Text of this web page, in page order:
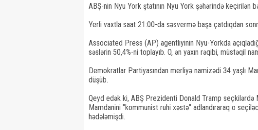
ABŞ-nin Nyu York ştatının Nyu York şəhərində keçirilən
Yerli vaxtla saat 21:00-da səsvermə başa çatdıqdan
Associated Press (AP) agentliyinin Nyu-Yorkda
səslərin 50,4%-ni toplayıb. O, ən yaxın rəqibi, müstəqil
Demokratlar Partiyasından merliyə namizədi 34 yaşlı
düşüb.
Qeyd edək ki, ABŞ Prezidenti Donald Tramp seçkilərdə
Mamdanini "kommunist ruhi xəstə" adlandıraraq o
hədələmişdi.